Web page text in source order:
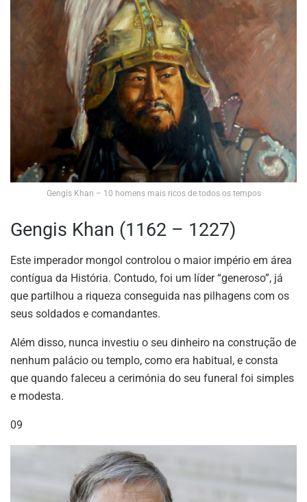
Gengis Khan – 10 homens mais ricos de todos os tempos
Gengis Khan (1162 – 1227)
Este imperador mongol controlou o maior império em área
contígua da História. Contudo, foi um líder “generoso”, já
que partilhou a riqueza conseguida nas pilhagens com os
seus soldados e comandantes.
Além disso, nunca investiu o seu dinheiro na construção de
nenhum palácio ou templo, como era habitual, e consta
que quando faleceu a cerimónia do seu funeral foi simples
e modesta.
09